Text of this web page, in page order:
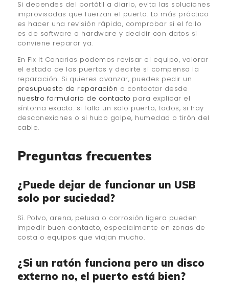
Si dependes del portátil a diario, evita las soluciones
improvisadas que fuerzan el puerto. Lo más práctico
es hacer una revisión rápida, comprobar si el fallo
es de software o hardware y decidir con datos si
conviene reparar ya.
En Fix It Canarias podemos revisar el equipo, valorar
el estado de los puertos y decirte si compensa la
reparación. Si quieres avanzar, puedes pedir un
presupuesto de reparación o contactar desde
nuestro formulario de contacto para explicar el
síntoma exacto: si falla un solo puerto, todos, si hay
desconexiones o si hubo golpe, humedad o tirón del
cable.
Preguntas frecuentes
¿Puede dejar de funcionar un USB
solo por suciedad?
Sí. Polvo, arena, pelusa o corrosión ligera pueden
impedir buen contacto, especialmente en zonas de
costa o equipos que viajan mucho.
¿Si un ratón funciona pero un disco
externo no, el puerto está bien?